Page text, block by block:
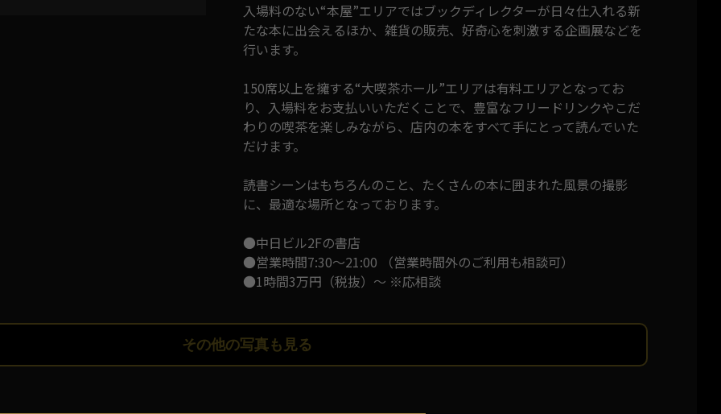
入場料のない“本屋”エリアではブックディレクターが日々仕入れる新
たな本に出会えるほか、雑貨の販売、好奇心を刺激する企画展などを
行います。
150席以上を擁する“大喫茶ホール”エリアは有料エリアとなってお
り、入場料をお支払いいただくことで、豊富なフリードリンクやこだ
わりの喫茶を楽しみながら、店内の本をすべて手にとって読んでいた
だけます。
読書シーンはもちろんのこと、たくさんの本に囲まれた風景の撮影
に、最適な場所となっております。
●中日ビル2Fの書店
●営業時間7:30～21:00 （営業時間外のご利用も相談可）
●1時間3万円（税抜）～ ※応相談
その他の写真も見る